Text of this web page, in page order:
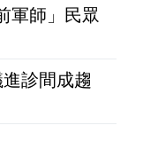
軍師」民眾
診間成趨